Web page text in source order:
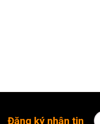
Đăng ký nhận tin